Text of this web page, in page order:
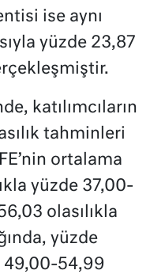
ise aynı
yüzde 23,87
katılımcıların
tahminleri
ortalama
yüzde 37,00-
olasılıkla
yüzde
49,00-54,99